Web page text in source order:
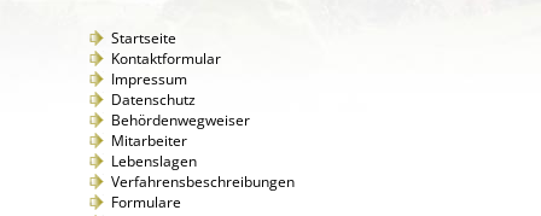
Startseite
Kontaktformular
Impressum
Datenschutz
Behördenwegweiser
Mitarbeiter
Lebenslagen
Verfahrensbeschreibungen
Formulare